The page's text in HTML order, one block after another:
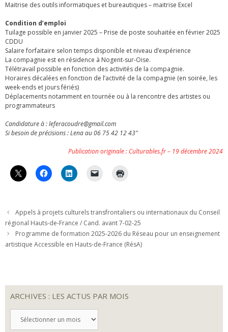
Maitrise des outils informatiques et bureautiques – maitrise Excel
Condition d’emploi
Tuilage possible en janvier 2025 – Prise de poste souhaitée en février 2025
CDDU
Salaire forfaitaire selon temps disponible et niveau d’expérience
La compagnie est en résidence à Nogent-sur-Oise.
Télétravail possible en fonction des activités de la compagnie.
Horaires décalées en fonction de l’activité de la compagnie (en soirée, les
week-ends et jours fériés)
Déplacements notamment en tournée ou à la rencontre des artistes ou
programmateurs
Candidature à : leferacoudre@gmail.com
Si besoin de précisions : Lena au 06 75 42 12 43″
Publication originale : Culturables.fr – 19 décembre 2024
Appels à projets culturels transfrontaliers ou internationaux du Conseil
régional Hauts-de-France / Cand. avant 7-02-25
Programme de formation 2025-2026 du Réseau pour un enseignement
artistique Accessible en Hauts-de-France (RésA)
ARCHIVES : LES ACTUS PAR MOIS